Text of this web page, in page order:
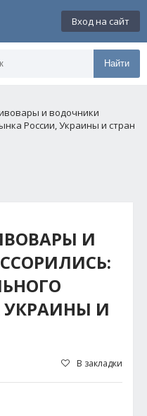
Вход на сайт
Найти
и водочники
России, Украины и стран
И
УКРАИНЫ И
В закладки